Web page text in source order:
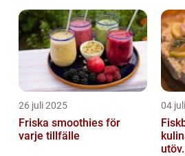
26 juli 2025
Friska smoothies för
varje tillfälle
04